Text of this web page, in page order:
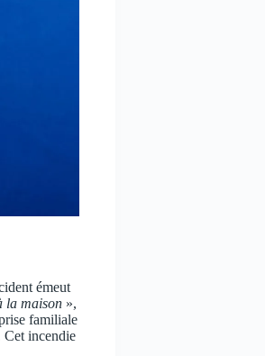
émeut
la maison »,
familiale
Cet incendie